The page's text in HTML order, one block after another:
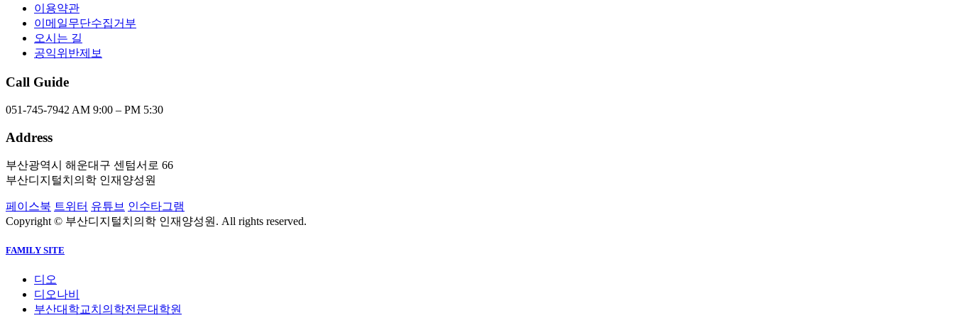
이용약관
이메일무단수집거부
오시는 길
공익위반제보
Call Guide
051-745-7942 AM 9:00 – PM 5:30
Address
부산광역시 해운대구 센텀서로 66
부산디지털치의학 인재양성원
페이스북 트위터 유튜브 인수타그램
Copyright © 부산디지털치의학 인재양성원. All rights reserved.
FAMILY SITE
디오
디오나비
부산대학교치의학전문대학원